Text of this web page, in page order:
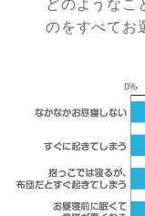
のをすべてお